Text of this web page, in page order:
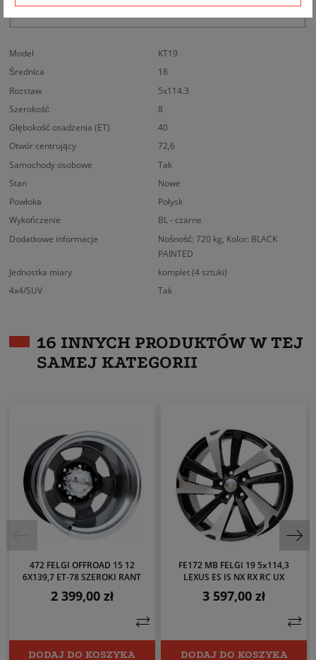
Model
KT19
Średnica
18
Rozstaw
5x114.3
Szerokość
8
Głębokość osadzenia (ET)
40
Otwór centrujący
72,6
Samochody osobowe
Tak
Stan
Nowe
Powłoka
Połysk
Wykończenie
BL - czarne
Dodatkowe informacje
Nośność: 720 kg, Kolor: BLACK
PAINTED
Jednostka miary
komplet (4 sztuki)
4x4/SUV
Tak
16 INNYCH PRODUKTÓW W TEJ
SAMEJ KATEGORII
472 FELGI OFFROAD 15 12
6X139,7 ET-78 SZEROKI RANT
Cena
2 399,00 zł
DODAJ DO KOSZYKA
FE172 MB FELGI 19 5x114,3
LEXUS ES IS NX RX RC UX
Cena
3 597,00 zł
DODAJ DO KOSZYKA